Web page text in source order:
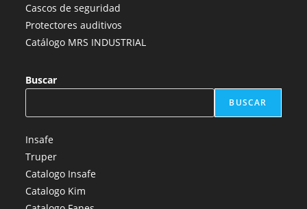
Cascos de seguridad
Protectores auditivos
Catálogo MRS INDUSTRIAL
Buscar
BUSCAR
Insafe
Truper
Catalogo Insafe
Catalogo Kim